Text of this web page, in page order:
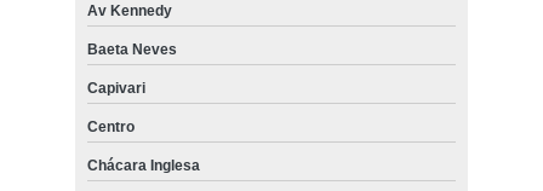
Av Kennedy
Baeta Neves
Capivari
Centro
Chácara Inglesa